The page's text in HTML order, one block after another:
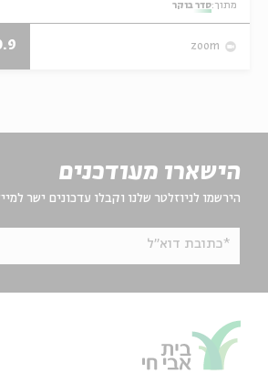
מתוך:סדר בוקר
zoom
הישארו מעודכנים
הירשמו לניוזלטר שלנו וקבלו עדכונים ישר
*כתובת דוא"ל